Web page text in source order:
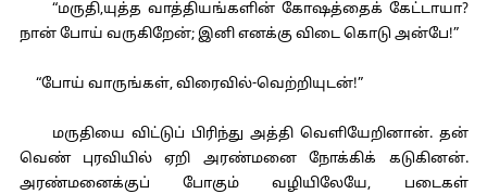
“மருதி,யுத்த வாத்தியங்களின் கோஷத்தைக் கேட்டாயா?
நான் போய் வருகிறேன்; இனி எனக்கு விடை கொடு அன்பே!”
“போய் வாருங்கள், விரைவில்-வெற்றியுடன்!”
மருதியை விட்டுப் பிரிந்து அத்தி வெளியேறினான். தன்
வெண் புரவியில் ஏறி அரண்மனை நோக்கிக் கடுகினன்.
அரண்மனைக்குப் போகும் வழியிலேயே, படைகள்